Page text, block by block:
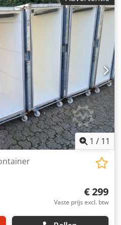
is niet inbegrepen in de
3 maanden garantie
grondgebied). Csdpfx
1 / 11
€ 299
Vaste prijs excl. btw